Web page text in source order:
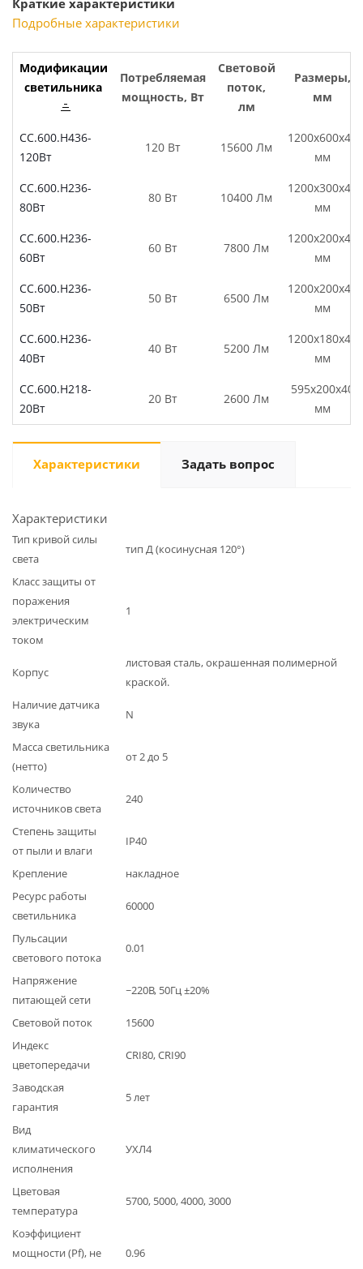
Краткие характеристики
Подробные характеристики
Модификации
светильника
Потребляемая
мощность, Вт
Световой
поток,
лм
Размеры,
мм
СС.600.Н436-
120Вт
120 Вт 15600 Лм
1200х600х40
мм
СС.600.Н236-
80Вт
80 Вт 10400 Лм
1200х300х40
мм
СС.600.Н236-
60Вт
60 Вт 7800 Лм
1200х200х40
мм
СС.600.Н236-
50Вт
50 Вт 6500 Лм
1200х200х40
мм
СС.600.Н236-
40Вт
40 Вт 5200 Лм
1200х180х40
мм
СС.600.Н218-
20Вт
20 Вт 2600 Лм
595х200х40
мм
Характеристики Задать вопрос
Характеристики
Тип кривой силы
света
тип Д (косинусная 120°)
Класс защиты от
поражения
электрическим
током
1
Корпус
листовая сталь, окрашенная полимерной
краской.
Наличие датчика
звука
N
Масса светильника
(нетто)
от 2 до 5
Количество
источников света
240
Степень защиты
от пыли и влаги
IP40
Крепление
накладное
Ресурс работы
светильника
60000
Пульсации
светового потока
0.01
Напряжение
питающей сети
~220В, 50Гц ±20%
Световой поток
15600
Индекс
цветопередачи
CRI80, CRI90
Заводская
гарантия
5 лет
Вид
климатического
исполнения
УХЛ4
Цветовая
температура
5700, 5000, 4000, 3000
Коэффициент
мощности (Pf), не
0.96